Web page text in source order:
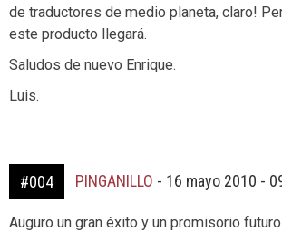
de traductores de medio planeta, claro!
este producto llegará.
Saludos de nuevo Enrique.
Luis.
#004 PINGANILLO - 16 mayo 2010 -
Auguro un gran éxito y un promisorio